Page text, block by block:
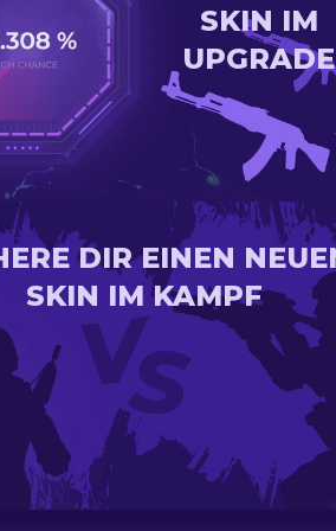
SKIN IM
UPGRADE
DIR EINEN
SKIN IM KAMPF